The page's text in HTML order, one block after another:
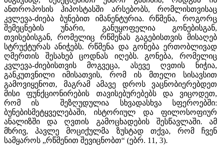
ანთროპოსის ჰიპოსტასში არსებობს, რომლისთვისაც
კვლევა-ძიება ბუნებით იმანენტურია. რწმენა, როგორც
შემეცნების უნარი, განუყოფელია გონებისგან,
თვისებისგან, რომელიც რწმენას გაგებისთვის მისაღებ
სტრუქტურას ანიჭებს. რწმენა და გონება ერთობლივად
ღმერთის შესახებ ცოდნას იღებს. გონება, რომელიც
კვლევა-ძიებისთვის მოგვეცა, ასევე ღვთის ნიჭია,
განკუთვნილი იმისათვის, რომ ის მთელი სისავსით
გამოვიყენოთ, მაგრამ ამავე დროს ვაცნობიერებდეთ
მისი ფუნქციონირების თავისებურებებს და ვიცოდეთ,
რომ ის შეზღუდულია სხვადასხვა სფეროებში:
ბუნებისმეტყველებაში, ისტორიულ და ფილოსოფიურ
ანალიზში და ღვთის გამოცხადების შესწავლაში. ამ
მხრივ, პავლე მოციქულმა ზუსტად თქვა, რომ ჩვენ
სამყაროს „რწმენით შევიცნობთ“ (ებრ. 11, 3).